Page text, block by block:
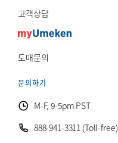
고객상담
도매문의
문의하기
M-F, 9-5pm PST
888-941-3311 (Toll-free)